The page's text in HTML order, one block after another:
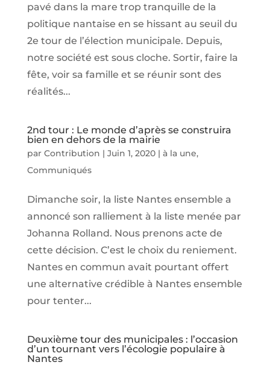
pavé dans la mare trop tranquille de la
politique nantaise en se hissant au seuil du
2e tour de l’élection municipale. Depuis,
notre société est sous cloche. Sortir, faire la
fête, voir sa famille et se réunir sont des
réalités...
2nd tour : Le monde d’après se construira
bien en dehors de la mairie
par Contribution | Juin 1, 2020| à la une,
Communiqués
Dimanche soir, la liste Nantes ensemble a
annoncé son ralliement à la liste menée par
Johanna Rolland. Nous prenons acte de
cette décision. C’est le choix du reniement.
Nantes en commun avait pourtant offert
une alternative crédible à Nantes ensemble
pour tenter...
Deuxième tour des municipales : l’occasion
d’un tournant vers l’écologie populaire à
Nantes